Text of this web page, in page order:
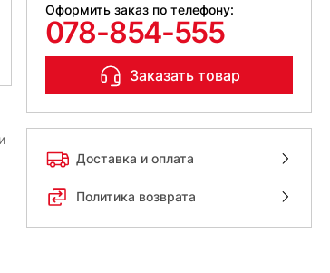
Оформить заказ по телефону:
078-854-555
Заказать товар
Доставка и оплата
Политика возврата